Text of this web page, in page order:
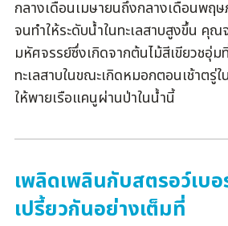
กลางเดือนเมษายนถึงกลางเดือนพฤษ
จนทำให้ระดับน้ำในทะเลสาบสูงขึ้น คุณ
มหัศจรรย์ซึ่งเกิดจากต้นไม้สีเขียวชอุ่
ทะเลสาบในขณะเกิดหมอกตอนเช้าตรู่
ให้พายเรือแคนูผ่านป่าในน้ำนี้
เพลิดเพลินกับสตรอว์เบ
เปรี้ยวกันอย่างเต็มที่